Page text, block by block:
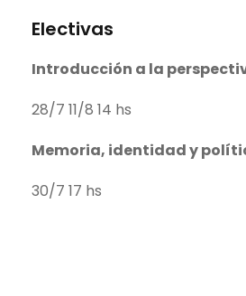
Electivas
Introducción a la
28/7 11/8 14 hs
Memoria, identidad y
30/7 17 hs